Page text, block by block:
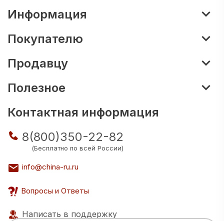
Информация
Покупателю
Продавцу
Полезное
Контактная информация
8(800)350-22-82
(Бесплатно по всей России)
info@china-ru.ru
Вопросы и Ответы
Написать в поддержку